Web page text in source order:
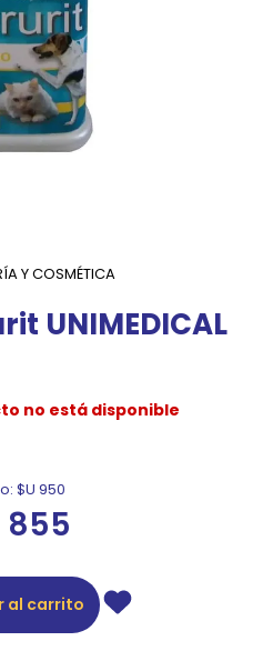
Y COSMÉTICA
UNIMEDICAL
no está disponible
$U 950
855
al carrito